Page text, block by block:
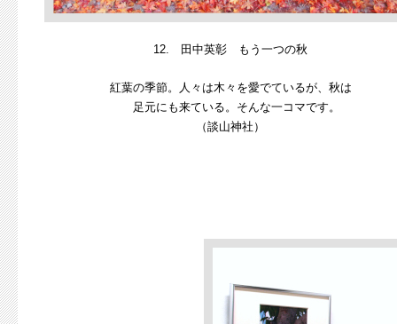
12. 田中英彰 もう一つの秋
紅葉の季節。人々は木々を愛でているが、秋は
足元にも来ている。そんな一コマです。
（談山神社）